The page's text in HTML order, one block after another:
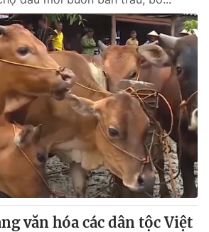
văn hóa các dân tộc Việt